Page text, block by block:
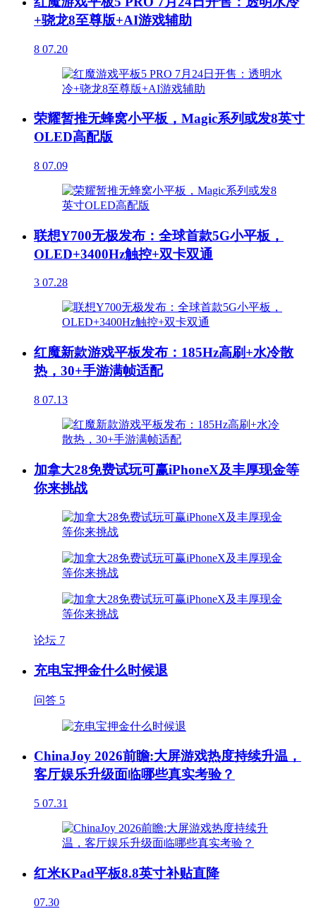
+骁龙8至尊版+AI游戏辅助
8 07.20
荣耀暂推无蜂窝小平板，Magic系列或发8英寸
OLED高配版
8 07.09
联想Y700无极发布：全球首款5G小平板，
OLED+3400Hz触控+双卡双通
3 07.28
红魔新款游戏平板发布：185Hz高刷+水冷散
热，30+手游满帧适配
8 07.13
加拿大28免费试玩可赢iPhoneX及丰厚现金等
你来挑战
论坛 7
充电宝押金什么时候退
问答 5
ChinaJoy 2026前瞻:大屏游戏热度持续升温，
客厅娱乐升级面临哪些真实考验？
5 07.31
红米KPad平板8.8英寸补贴直降
07.30